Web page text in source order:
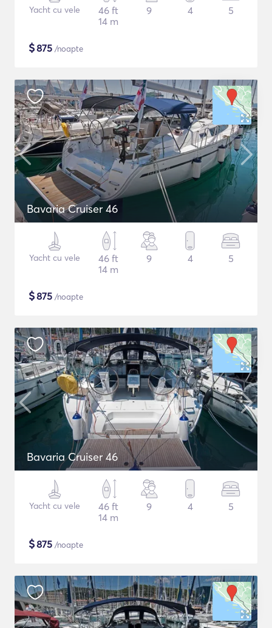
Yacht cu vele
46 ft
14 m
9 4 5
$875 /noapte
Bavaria Cruiser 46
Yacht cu vele
46 ft
14 m
9 4 5
$875 /noapte
Bavaria Cruiser 46
Yacht cu vele
46 ft
14 m
9 4 5
$875 /noapte